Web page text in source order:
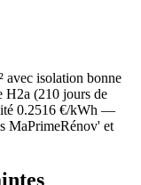
avec isolation bonne
H2a (210 jours de
0.2516 €/kWh —
MaPrimeRénov' et